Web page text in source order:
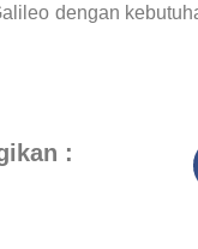
dengan
: